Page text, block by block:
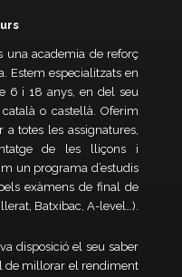
una academia de reforç
Estem especialitzats en
6 i 18 anys, en del seu
o castellà. Oferim
totes les assignatures,
de les lliçons i
un programa d’estudis
exàmens de final de
Batxibac, A-level…).
disposició el seu saber
de millorar el rendiment